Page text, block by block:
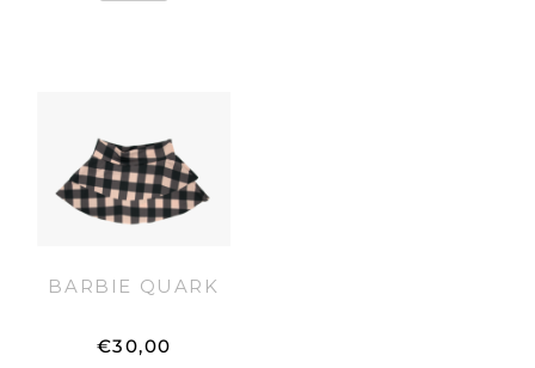
BARBIE QUARK
€30,00